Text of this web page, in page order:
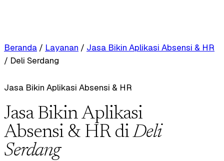
Beranda / Layanan / Jasa Bikin Aplikasi Absensi & HR
/ Deli Serdang
Jasa Bikin Aplikasi Absensi & HR
Jasa Bikin Aplikasi
Absensi & HR diDeli
Serdang